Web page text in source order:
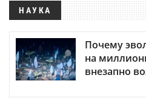
НАУКА
Почему
на
внезапно